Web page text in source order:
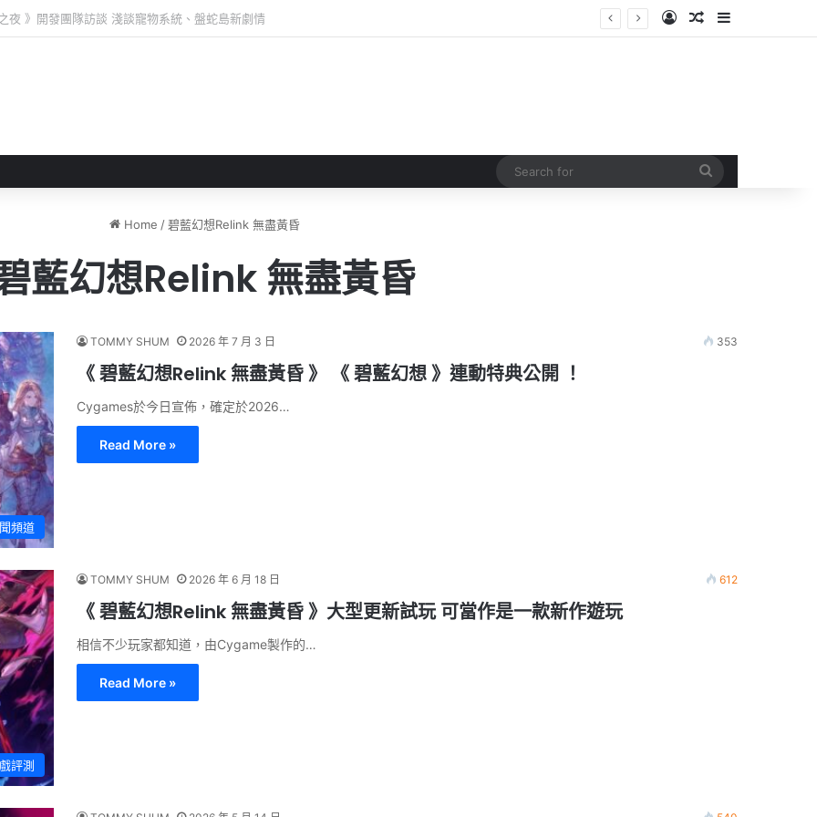
實機試玩報告 源義經將是事件的起源！？ Log InRandom Article
Sidebar
Home / 碧藍幻想Relink 無盡黃昏
藍幻想Relink 無盡黃昏
頻道
TOMMY SHUM 2026 年 7 月 3 日 353
《 碧藍幻想Relink 無盡黃昏 》 《 碧藍幻想 》連動特典公開 ！
Cygames於今日宣佈，確定於2026…
Read More »
評測
TOMMY SHUM 2026 年 6 月 18 日 612
《 碧藍幻想Relink 無盡黃昏 》大型更新試玩 可當作是一款新作遊玩
相信不少玩家都知道，由Cygame製作的…
Read More »